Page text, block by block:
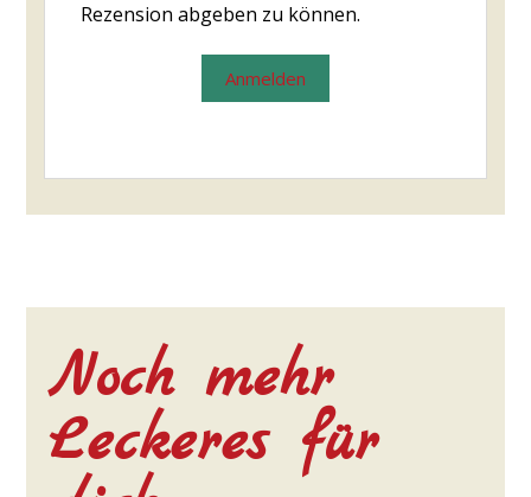
Rezension abgeben zu können.
Anmelden
Noch mehr
Leckeres für